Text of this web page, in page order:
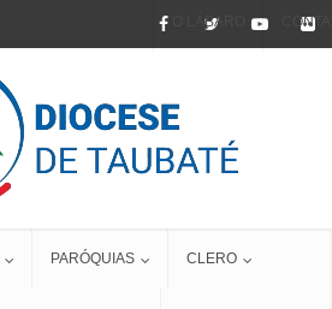
O LÁBARO
PARÓQUIAS CLERO